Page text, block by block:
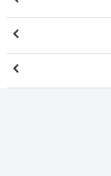

